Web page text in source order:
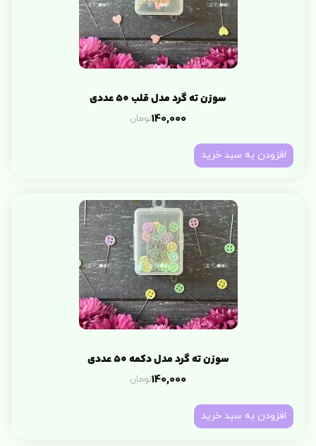
سوزن ته گرد مدل قلب 50 عددی
140,000تومان
افزودن به سبد خرید
سوزن ته گرد مدل دکمه 50 عددی
140,000تومان
افزودن به سبد خرید